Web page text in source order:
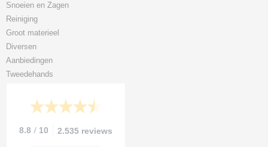
Snoeien en Zagen
Reiniging
Groot materieel
Diversen
Aanbiedingen
Tweedehands
8.8 / 10 2.535 reviews